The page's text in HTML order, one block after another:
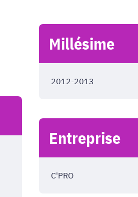
Millésime
2012-2013
Entreprise
C'PRO